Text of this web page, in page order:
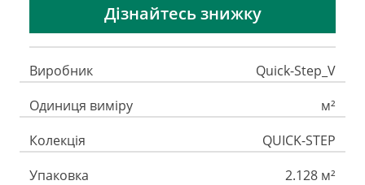
Дізнайтесь знижку
Виробник
Quick-Step_V
Одиниця виміру
м²
Колекція
QUICK-STEP
Упаковка
2.128 м²